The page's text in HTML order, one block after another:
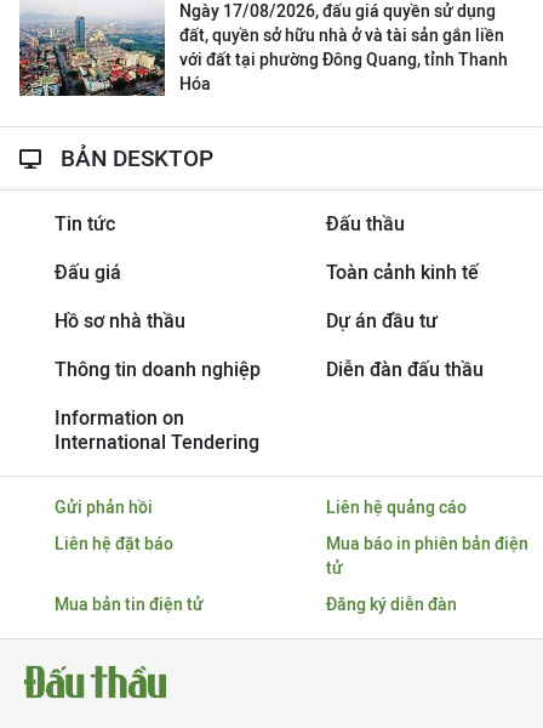
Ngày 17/08/2026, đấu giá quyền sử dụng
đất, quyền sở hữu nhà ở và tài sản gắn liền
với đất tại phường Đông Quang, tỉnh Thanh
Hóa
BẢN DESKTOP
Tin tức Đấu thầu
Đấu giá Toàn cảnh kinh tế
Hồ sơ nhà thầu Dự án đầu tư
Thông tin doanh nghiệp Diễn đàn đấu thầu
Information on
International Tendering
Gửi phản hồi
Liên hệ quảng cáo
Liên hệ đặt báo
Mua báo in phiên bản điện
tử
Mua bản tin điện tử
Đăng ký diễn đàn